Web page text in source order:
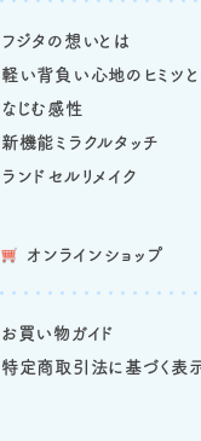
フジタの想いとは
軽い背負い心地のヒミツと
なじむ感性
新機能ミラクルタッチ
ランドセルリメイク
オンラインショップ
お買い物ガイド
特定商取引法に基づく表